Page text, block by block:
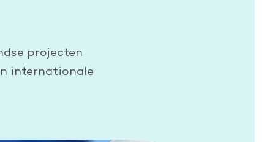
projecten
internationale